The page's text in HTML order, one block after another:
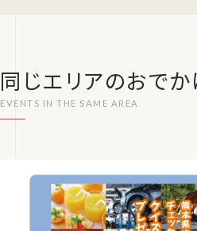
同じエリアのおで